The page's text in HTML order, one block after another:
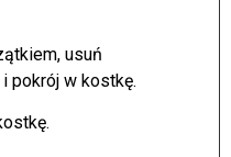
usuń
pokrój w kostkę.